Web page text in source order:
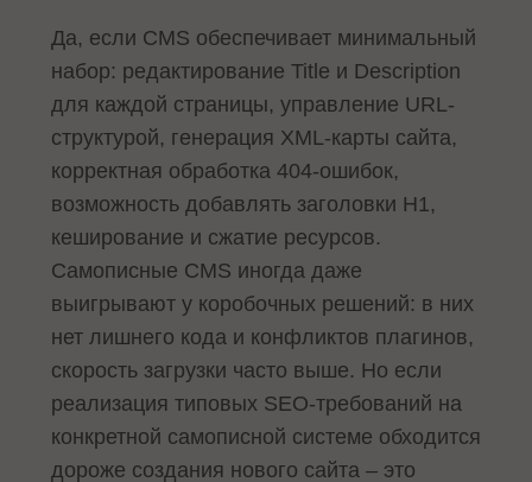
Да, если CMS обеспечивает минимальный
набор: редактирование Title и Description
для каждой страницы, управление URL-
структурой, генерация XML-карты сайта,
корректная обработка 404-ошибок,
возможность добавлять заголовки H1,
кеширование и сжатие ресурсов.
Самописные CMS иногда даже
выигрывают у коробочных решений: в них
нет лишнего кода и конфликтов плагинов,
скорость загрузки часто выше. Но если
реализация типовых SEO-требований на
конкретной самописной системе обходится
дороже создания нового сайта – это